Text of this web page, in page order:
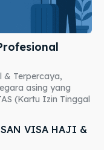
& Terpercaya,
asing yang
(Kartu Izin Tinggal
VISA HAJI &